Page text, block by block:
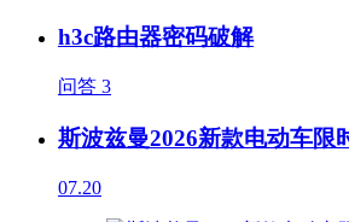
h3c路由器密码破解
问答 3
斯波兹曼2026新款电动车限
07.20